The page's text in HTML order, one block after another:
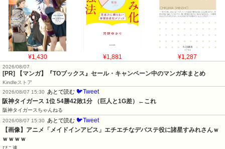
¥1,430 ¥1,881 ¥1,287
2026/08/07
[PR] 【マンガ】『TOブックス』セール・キャンペーン中のマンガ本まとめ
Kindleストア
2026/08/07 15:30
あとで読む 🐦Tweet
阪神タイガース 1位 54勝42敗1分 （巨人と1G差）←これ
阪神タイガースちゃんねる
2026/08/07 15:30
あとで読む 🐦Tweet
【画像】アニメ「メイドインアビス」エチエチなデバステ役に諸星すみれさんｗ
ｗｗｗｗ
ぴこ速